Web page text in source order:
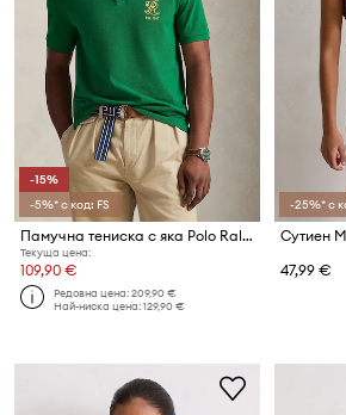
-15%
-5%* с код: FS
Памучна тениска с яка Polo Ralph Lauren
Текуща цена:
109,90 €
Редовна цена:209,90 €
Най-ниска цена:129,90 €
-25%* с
Сутиен
47,99 €